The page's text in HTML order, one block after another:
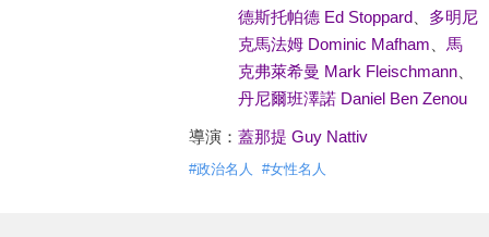
德斯托帕德 Ed Stoppard、 多明尼
克馬法姆 Dominic Mafham
馬
克弗萊希曼 Mark Fleischmann、
丹尼爾班澤諾 Daniel Ben Zenou
導演： 蓋那提 Guy Nattiv
#政治名人 #女性名人